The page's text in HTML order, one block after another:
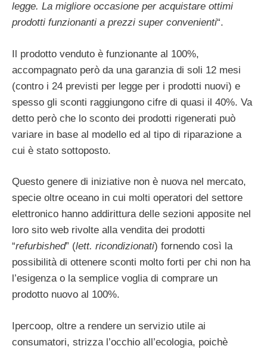
legge. La migliore occasione per acquistare ottimi
prodotti funzionanti a prezzi super convenienti“.
Il prodotto venduto è funzionante al 100%,
accompagnato però da una garanzia di soli 12 mesi
(contro i 24 previsti per legge per i prodotti nuovi) e
spesso gli sconti raggiungono cifre di quasi il 40%. Va
detto però che lo sconto dei prodotti rigenerati può
variare in base al modello ed al tipo di riparazione a
cui è stato sottoposto.
Questo genere di iniziative non è nuova nel mercato,
specie oltre oceano in cui molti operatori del settore
elettronico hanno addirittura delle sezioni apposite nel
loro sito web rivolte alla vendita dei prodotti
“refurbished” (lett. ricondizionati) fornendo così la
possibilità di ottenere sconti molto forti per chi non ha
l’esigenza o la semplice voglia di comprare un
prodotto nuovo al 100%.
Ipercoop, oltre a rendere un servizio utile ai
consumatori, strizza l’occhio all’ecologia, poichè